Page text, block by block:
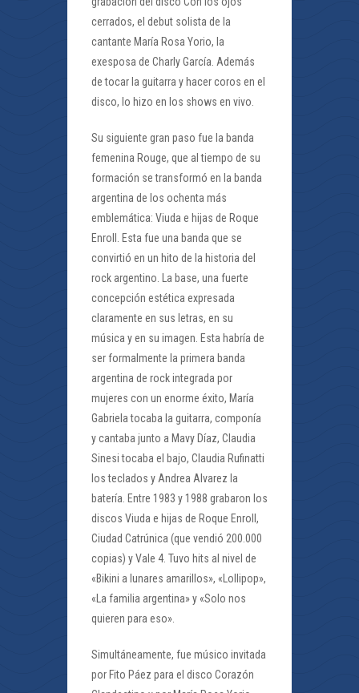
cerrados, el debut solista de la
cantante María Rosa Yorio, la
exesposa de Charly García. Además
de tocar la guitarra y hacer coros en el
disco, lo hizo en los shows en vivo.
Su siguiente gran paso fue la banda
femenina Rouge, que al tiempo de su
formación se transformó en la banda
argentina de los ochenta más
emblemática: Viuda e hijas de Roque
Enroll. Esta fue una banda que se
convirtió en un hito de la historia del
rock argentino. La base, una fuerte
concepción estética expresada
claramente en sus letras, en su
música y en su imagen. Esta habría de
ser formalmente la primera banda
argentina de rock integrada por
mujeres con un enorme éxito, María
Gabriela tocaba la guitarra, componía
y cantaba junto a Mavy Díaz, Claudia
Sinesi tocaba el bajo, Claudia Rufinatti
los teclados y Andrea Alvarez la
batería. Entre 1983 y 1988 grabaron los
discos Viuda e hijas de Roque Enroll,
Ciudad Catrúnica (que vendió 200.000
copias) y Vale 4. Tuvo hits al nivel de
«Bikini a lunares amarillos», «Lollipop»,
«La familia argentina» y «Solo nos
quieren para eso».
Simultáneamente, fue músico invitada
por Fito Páez para el disco Corazón